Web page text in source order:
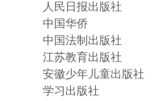
人民日报出版社
中国华侨
中国法制出版社
江苏教育出版社
安徽少年儿童出版社
学习出版社